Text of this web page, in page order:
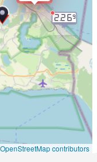
2.269
OpenStreetMap contributors